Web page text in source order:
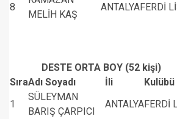
8
MELİH KAŞ
ANTALYAFERDİ
DESTE ORTA BOY (52 kişi)
SıraAdı Soyadı İli Kulübü
1
SÜLEYMAN
BARIŞ ÇARPICI
ANTALYAFERDİ